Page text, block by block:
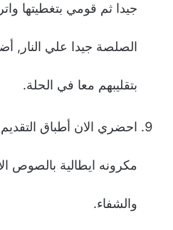
جيدا ثم قومي بتغطيتها
الصلصة جيدا علي النار,
بتقليبهم معا في الحلة.
احضري الان أطباق
مكرونه ايطالية بالصوص
والشفاء.